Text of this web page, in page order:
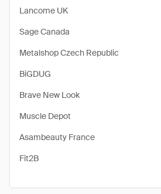
Lancome UK
Sage Canada
Metalshop Czech Republic
BiGDUG
Brave New Look
Muscle Depot
Asambeauty France
Fit2B